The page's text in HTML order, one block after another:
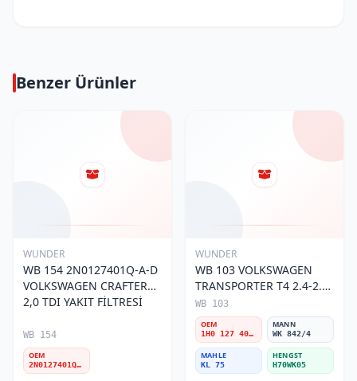
Benzer Ürünler
WUNDER
WB 154 2N0127401Q-A-D
VOLKSWAGEN CRAFTER
2,0 TDI YAKIT FİLTRESİ
WB 154
OEM
2N0127401Q-A-D
WUNDER
WB 103 VOLKSWAGEN
TRANSPORTER T4 2.4-2.5
MOTOR- CADDY E.M 1H0
127 401 C Yakıt/Mazot
Filtresi
WB 103
OEM
1H0 127 401 C
MANN
WK 842/4
MAHLE
KL 75
HENGST
H70WK05